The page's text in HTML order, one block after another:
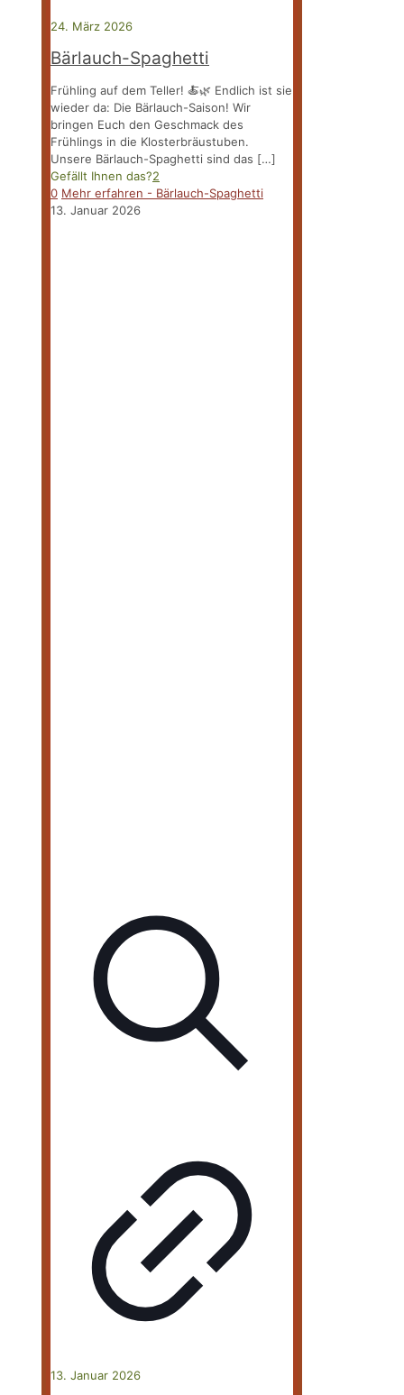
24. März 2026
Bärlauch-Spaghetti
Frühling auf dem Teller! 🍝🌿 Endlich ist sie
wieder da: Die Bärlauch-Saison! Wir
bringen Euch den Geschmack des
Frühlings in die Klosterbräustuben.
Unsere Bärlauch-Spaghetti sind das […]
Gefällt Ihnen das?2
0 Mehr erfahren - Bärlauch-Spaghetti
13. Januar 2026
13. Januar 2026